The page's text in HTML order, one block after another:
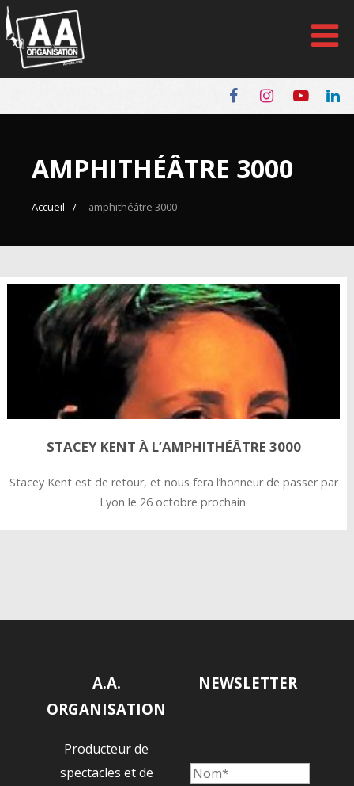
Panneau de gestion des cookies
AMPHITHÉÂTRE 3000
Accueil amphithéâtre 3000
STACEY KENT À L’AMPHITHÉÂTRE 3000
Stacey Kent est de retour, et nous fera l’honneur de passer par
Lyon le 26 octobre prochain.
A.A.
ORGANISATION
Producteur de
spectacles et de
NEWSLETTER